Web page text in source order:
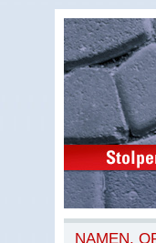
NAMEN,